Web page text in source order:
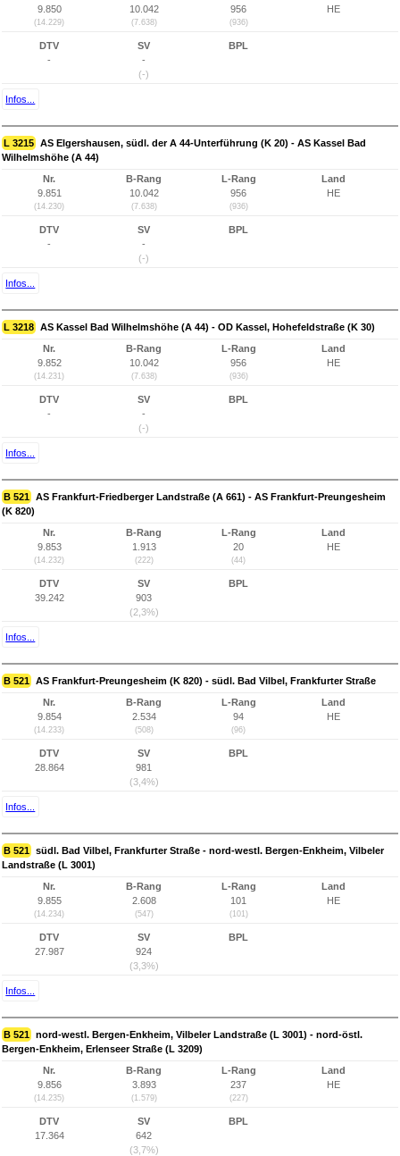
9.850
(14.229)
10.042
(7.638)
956
(936)
HE
DTV
-
SV
-
(-)
BPL
Infos...
L 3215 AS Elgershausen, südl. der A 44-Unterführung (K 20) - AS Kassel Bad
Wilhelmshöhe (A 44)
Nr.
9.851
(14.230)
B-Rang
10.042
(7.638)
L-Rang
956
(936)
Land
HE
DTV
-
SV
-
(-)
BPL
Infos...
L 3218 AS Kassel Bad Wilhelmshöhe (A 44) - OD Kassel, Hohefeldstraße (K 30)
Nr.
9.852
(14.231)
B-Rang
10.042
(7.638)
L-Rang
956
(936)
Land
HE
DTV
-
SV
-
(-)
BPL
Infos...
B 521 AS Frankfurt-Friedberger Landstraße (A 661) - AS Frankfurt-Preungesheim
(K 820)
Nr.
9.853
(14.232)
B-Rang
1.913
(222)
L-Rang
20
(44)
Land
HE
DTV
39.242
SV
903
(2,3%)
BPL
Infos...
B 521 AS Frankfurt-Preungesheim (K 820) - südl. Bad Vilbel, Frankfurter Straße
Nr.
9.854
(14.233)
B-Rang
2.534
(508)
L-Rang
94
(96)
Land
HE
DTV
28.864
SV
981
(3,4%)
BPL
Infos...
B 521 südl. Bad Vilbel, Frankfurter Straße - nord-westl. Bergen-Enkheim, Vilbeler
Landstraße (L 3001)
Nr.
9.855
(14.234)
B-Rang
2.608
(547)
L-Rang
101
(101)
Land
HE
DTV
27.987
SV
924
(3,3%)
BPL
Infos...
B 521 nord-westl. Bergen-Enkheim, Vilbeler Landstraße (L 3001) - nord-östl.
Bergen-Enkheim, Erlenseer Straße (L 3209)
Nr.
9.856
(14.235)
B-Rang
3.893
(1.579)
L-Rang
237
(227)
Land
HE
DTV
17.364
SV
642
(3,7%)
BPL